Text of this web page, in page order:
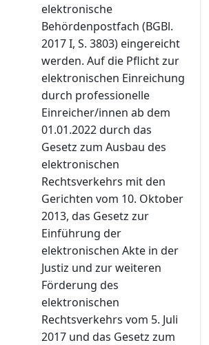
elektronische
Behördenpostfach (BGBl.
2017 I, S. 3803) eingereicht
werden. Auf die Pflicht zur
elektronischen Einreichung
durch professionelle
Einreicher/innen ab dem
01.01.2022 durch das
Gesetz zum Ausbau des
elektronischen
Rechtsverkehrs mit den
Gerichten vom 10. Oktober
2013, das Gesetz zur
Einführung der
elektronischen Akte in der
Justiz und zur weiteren
Förderung des
elektronischen
Rechtsverkehrs vom 5. Juli
2017 und das Gesetz zum